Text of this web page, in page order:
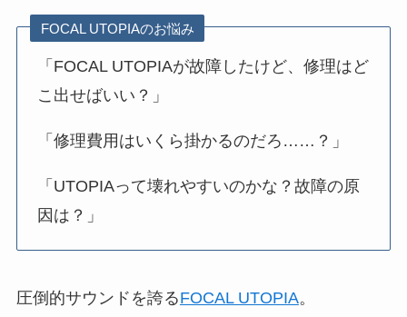
FOCAL UTOPIAのお悩み
「FOCAL UTOPIAが故障したけど、修理はど
こ出せばいい？」
「修理費用はいくら掛かるのだろ……？」
「UTOPIAって壊れやすいのかな？故障の原
因は？」
圧倒的サウンドを誇るFOCAL UTOPIA。